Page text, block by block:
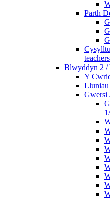
Parth
teachers
Blwyddyn 2 /
Y
Lluniau
Gwersi